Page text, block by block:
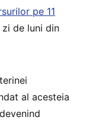
pe 11
de luni din
al acesteia